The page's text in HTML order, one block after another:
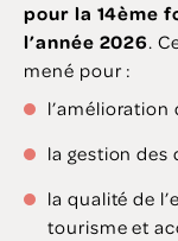
pour la 14ème
l’année 2026.
mené pour :
l’amélioration
la gestion des
la qualité de
tourisme et